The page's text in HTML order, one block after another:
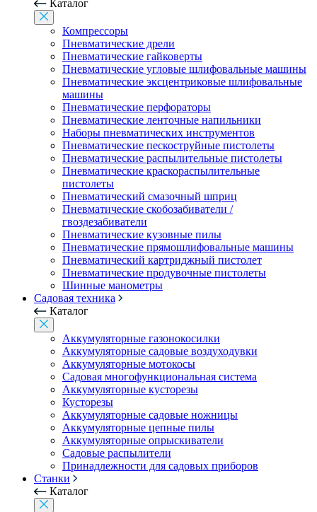
Каталог
Компрессоры
Пневматические дрели
Пневматические гайковерты
Пневматические угловые шлифовальные машины
Пневматические эксцентриковые шлифовальные
машины
Пневматические перфораторы
Пневматические ленточные напильники
Наборы пневматических инструментов
Пневматические пескоструйные пистолеты
Пневматические распылительные пистолеты
Пневматические краскораспылительные
пистолеты
Пневматический смазочный шприц
Пневматические скобозабиватели /
гвоздезабиватели
Пневматические кузовные пилы
Пневматические прямошлифовальные машины
Пневматический картриджный пистолет
Пневматические продувочные пистолеты
Шинные манометры
Садовая техника
Каталог
Аккумуляторные газонокосилки
Аккумуляторные садовые воздуходувки
Аккумуляторные мотокосы
Садовая многофункциональная система
Аккумуляторные кусторезы
Кусторезы
Аккумуляторные садовые ножницы
Аккумуляторные цепные пилы
Аккумуляторные опрыскиватели
Садовые распылители
Принадлежности для садовых приборов
Станки
Каталог